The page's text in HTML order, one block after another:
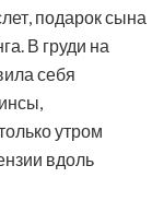
подарок сына
В груди на
себя
утром
вдоль